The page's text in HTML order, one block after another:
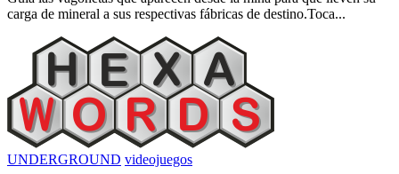
carga de mineral a sus respectivas fábricas de destino.Toca...
UNDERGROUND videojuegos